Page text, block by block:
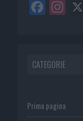
CATEGORIE
Prima pagina